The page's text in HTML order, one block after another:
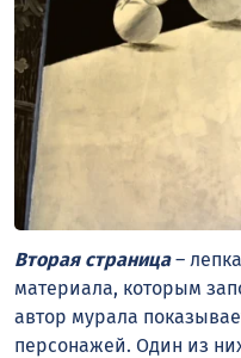
Вторая страница–
материала, которым
автор мурала
персонажей. Один из